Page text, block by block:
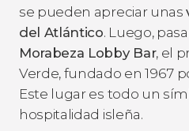
se pueden apreciar unas
del Atlántico. Luego,
Morabeza Lobby Bar, el
Verde, fundado en 1967
Este lugar es todo un
hospitalidad isleña.